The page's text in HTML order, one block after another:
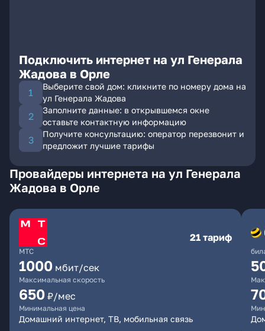
Подключить интернет на ул Генерала
Жадова в Орле
Выберите свой дом: кликните по номеру дома на
ул Генерала Жадова
Заполните данные: в открывшемся окне
оставьте контактную информацию
Получите консультацию: оператор перезвонит и
предложит лучшие тарифы
Провайдеры интернета на ул Генерала
Жадова в Орле
МТС
21 тариф
1000 мбит/сек
Максимальная скорость
650 ₽/мес
Минимальная цена
Домашний интернет, ТВ, мобильная связь